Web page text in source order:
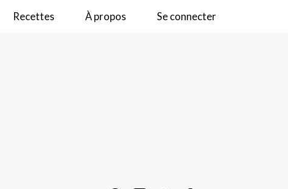
Recettes À propos Se connecter